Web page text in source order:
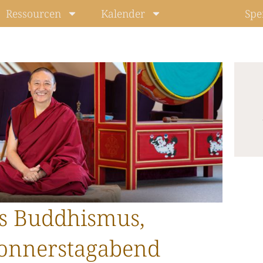
Ressourcen Kalender
Buddhismus,